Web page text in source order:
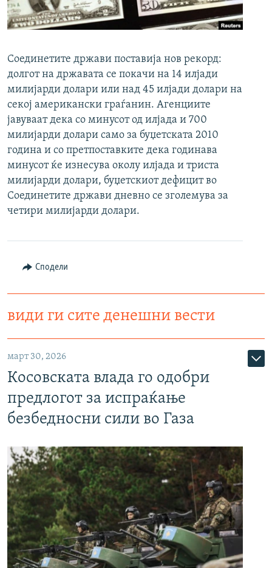
РСЕ веб страници
Соединетите држави поставија нов рекорд:
долгот на државата се покачи на 14 илјади
милијарди долари или над 45 илјади долари на
секој американски граѓанин. Агенциите
јавуваат дека со минусот од илјада и 700
милијарди долари само за буџетската 2010
година и со претпоставките дека годинава
минусот ќе изнесува околу илјада и триста
милијарди долари, буџетскиот дефицит во
Соединетите држави дневно се зголемува за
четири милијарди долари.
Сподели
види ги сите денешни вести
март 30, 2026
Косовската влада го одобри
предлогот за испраќање
безбедносни сили во Газа